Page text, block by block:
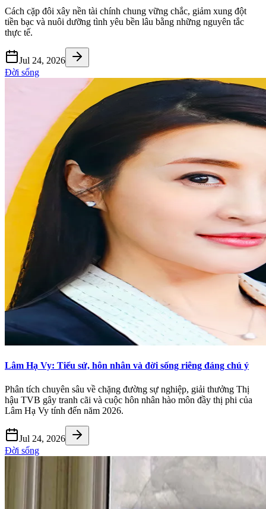
Cách cặp đôi xây nền tài chính chung vững chắc, giảm xung đột
tiền bạc và nuôi dưỡng tình yêu bền lâu bằng những nguyên tắc
thực tế.
Jul 24, 2026
Đời sống
Lâm Hạ Vy: Tiểu sử, hôn nhân và đời sống riêng đáng chú ý
Phân tích chuyên sâu về chặng đường sự nghiệp, giải thưởng Thị
hậu TVB gây tranh cãi và cuộc hôn nhân hào môn đầy thị phi của
Lâm Hạ Vy tính đến năm 2026.
Jul 24, 2026
Đời sống